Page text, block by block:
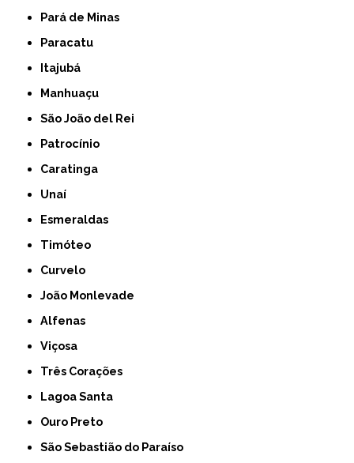
Pará de Minas
Paracatu
Itajubá
Manhuaçu
São João del Rei
Patrocínio
Caratinga
Unaí
Esmeraldas
Timóteo
Curvelo
João Monlevade
Alfenas
Viçosa
Três Corações
Lagoa Santa
Ouro Preto
São Sebastião do Paraíso